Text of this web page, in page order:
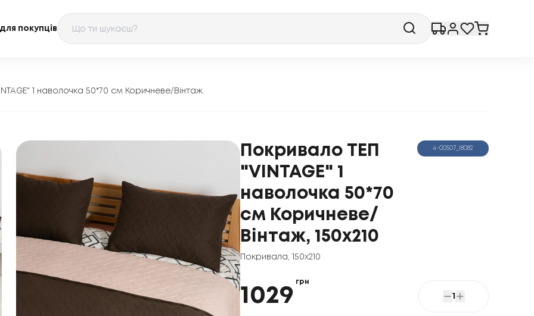
покупців
1 наволочка 50*70 см Коричневе/Вінтаж
Покривало ТЕП
"VINTAGE" 1
наволочка 50*70
см Коричневе/
Вінтаж, 150x210
Покривала 150x210
4-00507_18082
1029
грн
1